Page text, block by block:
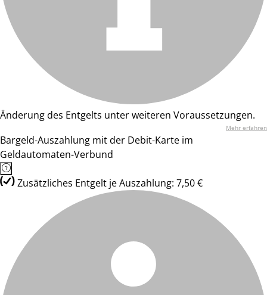
Änderung des Entgelts unter weiteren Voraussetzungen.
Mehr erfahren
Bargeld-Auszahlung mit der Debit-Karte im
Geldautomaten-Verbund
Zusätzliches Entgelt je Auszahlung: 7,50 €